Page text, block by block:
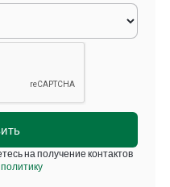
на получение контактов
политику